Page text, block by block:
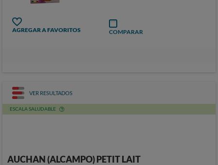
AGREGAR A FAVORITOS COMPARAR
VER RESULTADOS
ESCALA SALUDABLE
AUCHAN (ALCAMPO) PETIT LAIT